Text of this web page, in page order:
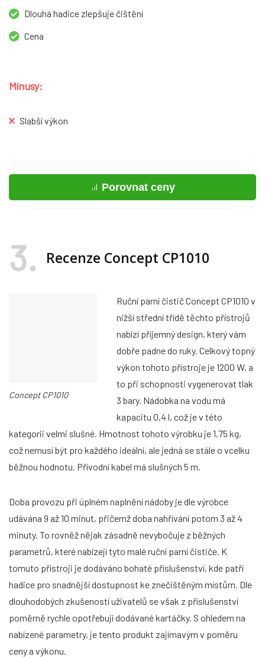
Dlouhá hadice zlepšuje čištění
Cena
Mínusy:
Slabší výkon
Porovnat ceny
3 Recenze Concept CP1010
Concept CP1010
Ruční parní čistič Concept CP1010 v
nižší střední třídě těchto přístrojů
nabízí příjemný design, který vám
dobře padne do ruky. Celkový topný
výkon tohoto přístroje je 1200 W, a
to při schopnosti vygenerovat tlak
3 bary. Nádobka na vodu má
kapacitu 0,4 l, což je v této
kategorii velmi slušné. Hmotnost tohoto výrobku je 1,75 kg,
což nemusí být pro každého ideální, ale jedná se stále o vcelku
běžnou hodnotu. Přívodní kabel má slušných 5 m.
Doba provozu při úplném naplnění nádoby je dle výrobce
udávána 9 až 10 minut, přičemž doba nahřívání potom 3 až 4
minuty. To rovněž nějak zásadně nevybočuje z běžných
parametrů, které nabízejí tyto malé ruční parní čističe. K
tomuto přístroji je dodáváno bohaté příslušenství, kde patří
hadice pro snadnější dostupnost ke znečištěným místům. Dle
dlouhodobých zkušeností uživatelů se však z příslušenství
poměrně rychle opotřebují dodávané kartáčky. S ohledem na
nabízené parametry, je tento produkt zajímavým v poměru
ceny a výkonu.